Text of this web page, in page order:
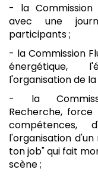
- la Commission
avec une
participants ;
- la Commission
énergétique,
l'organisation de la
- la
Recherche,
compétences,
l'organisation
ton job" qui fait
scène ;